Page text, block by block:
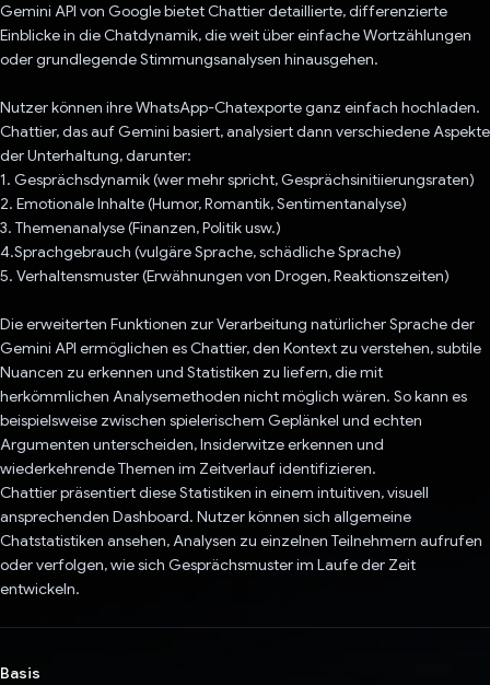
Gemini API von Google bietet Chattier detaillierte, differenzierte
Einblicke in die Chatdynamik, die weit über einfache Wortzählungen
oder grundlegende Stimmungsanalysen hinausgehen.
Nutzer können ihre WhatsApp-Chatexporte ganz einfach hochladen.
Chattier, das auf Gemini basiert, analysiert dann verschiedene Aspekte
der Unterhaltung, darunter:
1. Gesprächsdynamik (wer mehr spricht, Gesprächsinitiierungsraten)
2. Emotionale Inhalte (Humor, Romantik, Sentimentanalyse)
3. Themenanalyse (Finanzen, Politik usw.)
4.Sprachgebrauch (vulgäre Sprache, schädliche Sprache)
5. Verhaltensmuster (Erwähnungen von Drogen, Reaktionszeiten)
Die erweiterten Funktionen zur Verarbeitung natürlicher Sprache der
Gemini API ermöglichen es Chattier, den Kontext zu verstehen, subtile
Nuancen zu erkennen und Statistiken zu liefern, die mit
herkömmlichen Analysemethoden nicht möglich wären. So kann es
beispielsweise zwischen spielerischem Geplänkel und echten
Argumenten unterscheiden, Insiderwitze erkennen und
wiederkehrende Themen im Zeitverlauf identifizieren.
Chattier präsentiert diese Statistiken in einem intuitiven, visuell
ansprechenden Dashboard. Nutzer können sich allgemeine
Chatstatistiken ansehen, Analysen zu einzelnen Teilnehmern aufrufen
oder verfolgen, wie sich Gesprächsmuster im Laufe der Zeit
entwickeln.
Basis